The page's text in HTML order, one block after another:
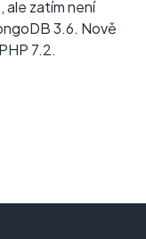
zatím není
3.6. Nově
7.2.